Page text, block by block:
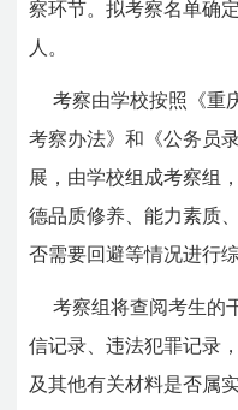
察环节。拟考察名单确
人。
考察由学校按照《重
考察办法》和《公务员
展，由学校组成考察组
德品质修养、能力素质
否需要回避等情况进行
考察组将查阅考生的
信记录、违法犯罪记录
及其他有关材料是否属